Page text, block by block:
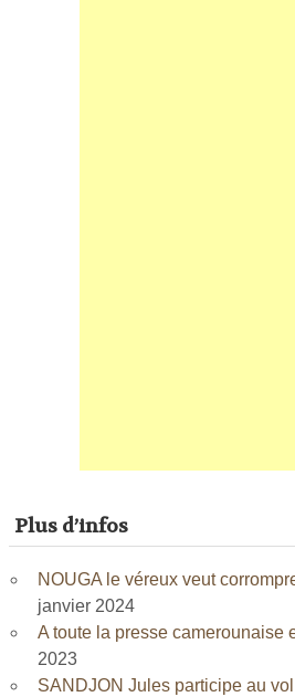
Plus d’infos
NOUGA le véreux veut
janvier 2024
A toute la presse camerounaise
2023
SANDJON Jules participe au